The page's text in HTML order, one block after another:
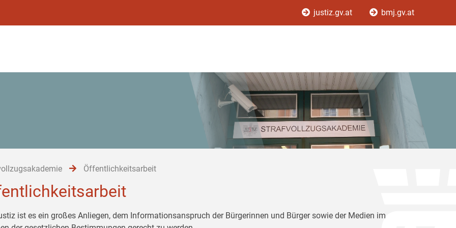
justiz.gv.at bmj.gv.at
Öffentlichkeitsarbeit
ist es ein großes Anliegen, dem Informationsanspruch der Bürgerinnen und Bürger sowie der Medien im